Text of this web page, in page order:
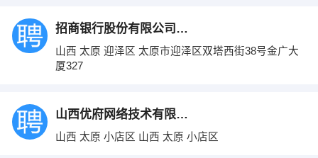
招商银行股份有限公司信用卡中心
山西 太原 迎泽区 太原市迎泽区双塔西街38号金广大
厦327
山西优府网络技术有限公司
山西 太原 小店区 山西 太原 小店区